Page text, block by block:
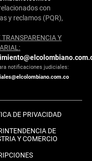
con
y reclamos (PQR),
Y
notificaciones judiciales:
DE PRIVACIDAD
DE
Y COMERCIO